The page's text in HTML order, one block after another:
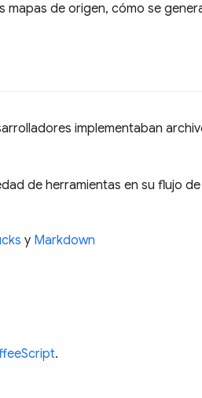
de origen, cómo se
implementaban
de herramientas en su flujo
y Markdown
.